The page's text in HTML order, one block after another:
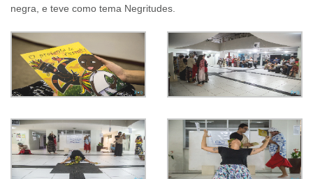
negra, e teve como tema Negritudes.